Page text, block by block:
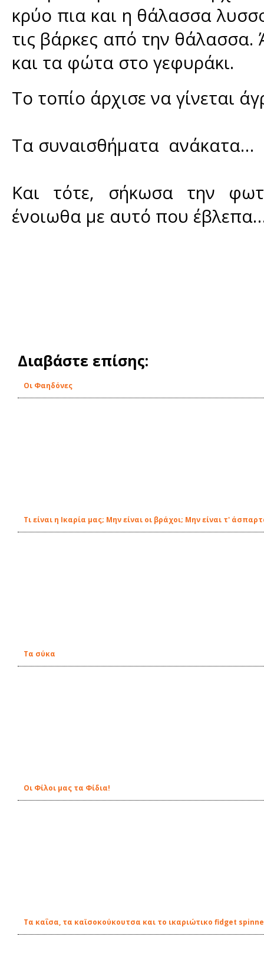
κρύο πια και η θάλασσα
τις βάρκες από την θάλασσα.
και τα φώτα στο γεφυράκι.
Το τοπίο άρχισε να γίνεται
Τα συναισθήματα ανάκατα…
Και τότε, σήκωσα την
ένοιωθα με αυτό που
Διαβάστε επίσης:
Οι Φαηδόνες
Τι είναι η Ικαρία μας; Μην είναι οι βράχοι; Μην είναι τ'
Τα σύκα
Οι Φίλοι μας τα Φίδια!
Τα καΐσα, τα καϊσοκούκουτσα και το ικαριώτικο fidget